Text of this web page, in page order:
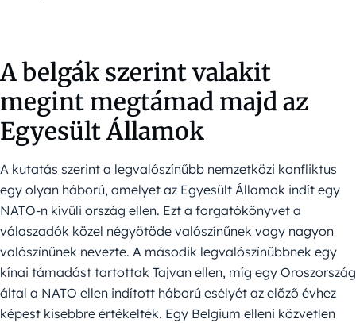
A belgák szerint valakit
megint megtámad majd az
Egyesült Államok
A kutatás szerint a legvalószínűbb nemzetközi konfliktus
egy olyan háború, amelyet az Egyesült Államok indít egy
NATO-n kívüli ország ellen. Ezt a forgatókönyvet a
válaszadók közel négyötöde valószínűnek vagy nagyon
valószínűnek nevezte. A második legvalószínűbbnek egy
kínai támadást tartottak Tajvan ellen, míg egy Oroszország
által a NATO ellen indított háború esélyét az előző évhez
képest kisebbre értékelték. Egy Belgium elleni közvetlen